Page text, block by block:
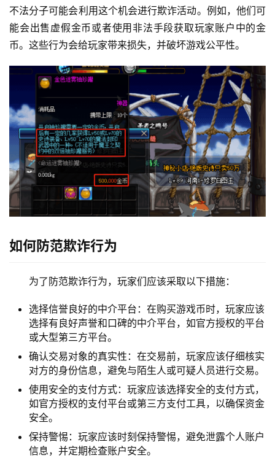
不法分子可能会利用这个机会进行欺诈活动。例如，他们可
能会出售虚假金币或者使用非法手段获取玩家账户中的金
币。这些行为会给玩家带来损失，并破坏游戏公平性。
如何防范欺诈行为
为了防范欺诈行为，玩家们应该采取以下措施：
选择信誉良好的中介平台：在购买游戏币时，玩家应该
选择有良好声誉和口碑的中介平台，如官方授权的平台
或大型第三方平台。
确认交易对象的真实性：在交易前，玩家应该仔细核实
对方的身份信息，避免与陌生人或可疑人员进行交易。
使用安全的支付方式：玩家应该选择安全的支付方式，
如官方授权的支付平台或第三方支付工具，以确保资金
安全。
保持警惕：玩家应该时刻保持警惕，避免泄露个人账户
信息，并定期检查账户安全。